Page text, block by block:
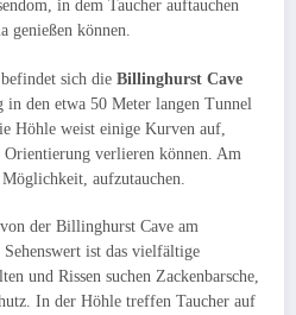
in dem Taucher auftauchen
genießen können.
sich die Billinghurst Cave
in den etwa 50 Meter langen Tunnel
Höhle weist einige Kurven auf,
verlieren können. Am
aufzutauchen.
der Billinghurst Cave am
ist das vielfältige
und Rissen suchen Zackenbarsche,
In der Höhle treffen Taucher auf